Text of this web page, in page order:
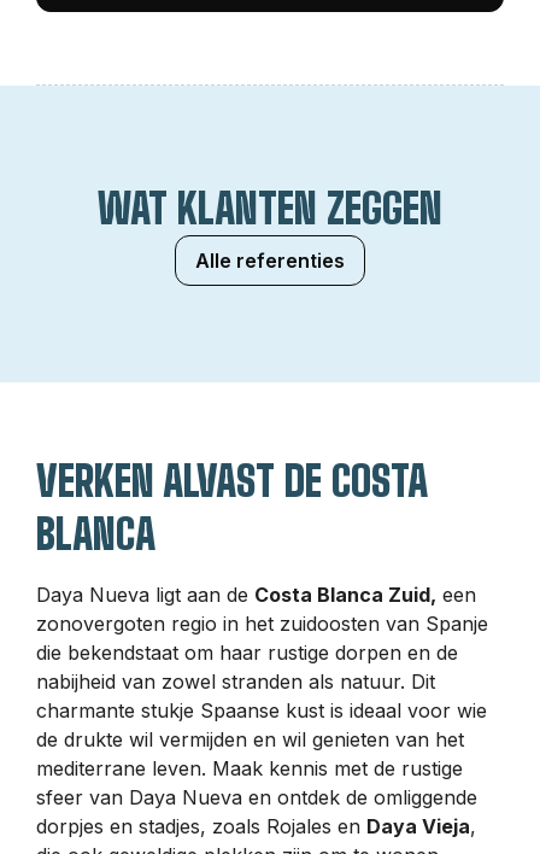
WAT KLANTEN ZEGGEN
Alle referenties
VERKEN ALVAST DE COSTA
BLANCA
Daya Nueva ligt aan de Costa Blanca Zuid, een
zonovergoten regio in het zuidoosten van Spanje
die bekendstaat om haar rustige dorpen en de
nabijheid van zowel stranden als natuur. Dit
charmante stukje Spaanse kust is ideaal voor wie
de drukte wil vermijden en wil genieten van het
mediterrane leven. Maak kennis met de rustige
sfeer van Daya Nueva en ontdek de omliggende
dorpjes en stadjes, zoals Rojales en Daya Vieja,